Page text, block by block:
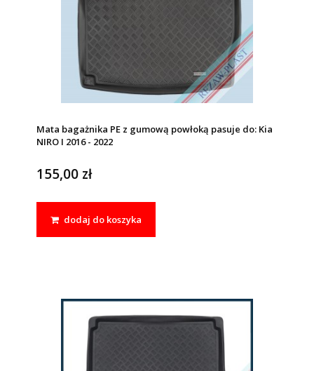
Mata bagażnika PE z gumową powłoką pasuje do: Kia
NIRO I 2016 - 2022
155,00 zł
dodaj do koszyka